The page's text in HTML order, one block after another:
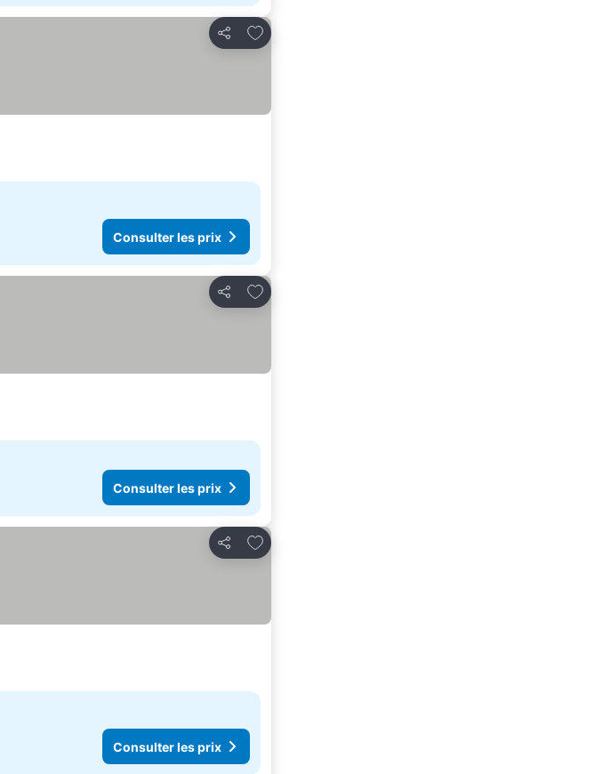
Partager
Ajouter à mes favoris
Consulter les prix
Partager
Ajouter à mes favoris
Consulter les prix
Partager
Ajouter à mes favoris
Consulter les prix